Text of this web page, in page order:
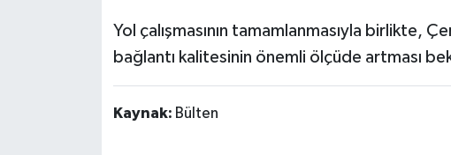
Yol çalışmasının tamamlanmasıyla birlikte,
bağlantı kalitesinin önemli ölçüde artması
Kaynak: Bülten